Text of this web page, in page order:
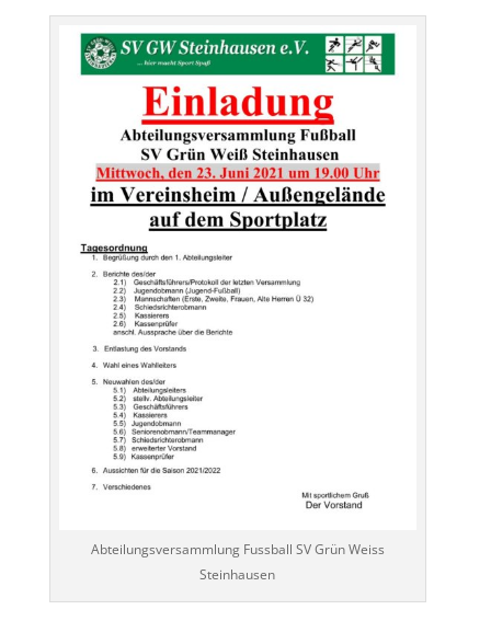
Abteilungsversammlung Fussball SV Grün Weiss
Steinhausen